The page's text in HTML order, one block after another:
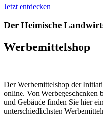
Jetzt entdecken
Der Heimische
Werbemittelshop
Der Werbemittelshop der
online. Von Werbegeschenken
und Gebäude finden Sie hier
unterschiedlichsten